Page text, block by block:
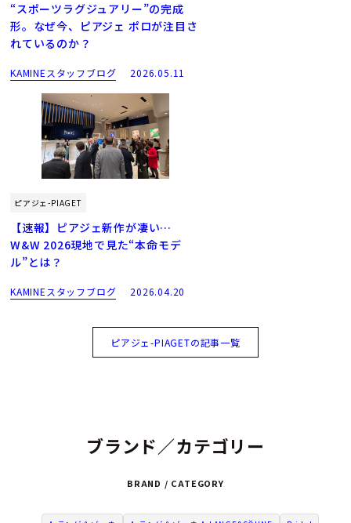
“スポーツラグジュアリー”の完成
形。なぜ今、ピアジェ ポロが注目さ
れているのか？
KAMINEスタッフブログ 2026.05.11
ピアジェ-PIAGET
【速報】ピアジェ新作が凄い…
W&W 2026現地で見た“本命モデ
ル”とは？
KAMINEスタッフブログ 2026.04.20
ピアジェ-PIAGETの記事一覧
ブランド／カテゴリー
BRAND / CATEGORY